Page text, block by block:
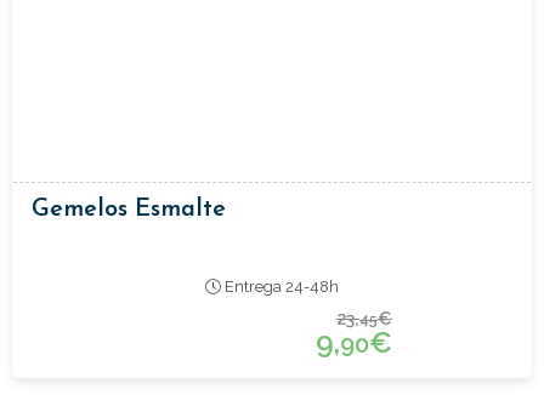
Gemelos Esmalte
Entrega 24-48h
23,45€
9,90€